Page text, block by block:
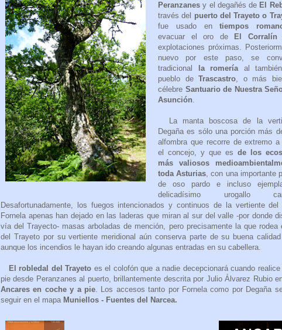
Peranzanes y el degañés de El
través del puerto del Trayeto o
fue usado entiempos
evacuar el oro de
El Corralín
explotaciones próximas.
nuevo por este paso, se
tradicional
la romeríaal
pueblo deTrascastro, o más
célebre Santuario de Nuestra
Asunción.
La manta boscosa de la
Degaña es sólo una porción más
alfombra que recorre de extremo a
el concejo, y que es de los
más valiosos
toda Asturias, con una importante
de oso pardo e incluso
delicadísimo urogallo
Desafortunadamente, los fuegos intencionados y continuos de la vertiente
Fornela apenas han dejado en las laderas que miran al sur del valle -por donde
vía del Trayecto- masas arboladas de mención, pero precisamente la que rodea
del Trayeto por su vertiente meridional aún conserva parte de su buena calidad
aunque los incendios le hayan ido creando algunas entradas en su cabellera.
El robledal del Trayeto es el colofón que a nadie decepcionará cuando
pie desde Peranzanes al puerto, brillantemente descrita por Julio Álvarez Rubio
Ancares en coche y a pie. Los accesos tanto por Fornela como por Degaña
seguir en el mapa Muniellos - Fuentes del Narcea.